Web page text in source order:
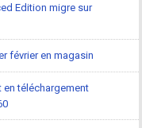
Edition migre sur
février en magasin
en téléchargement